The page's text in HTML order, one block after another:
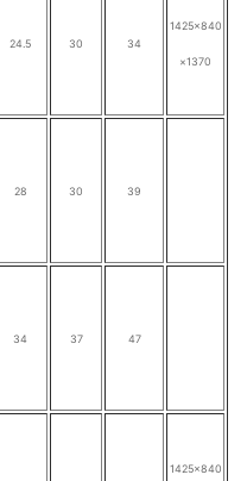
24.5 30 34
1425×840
×1370
28 30 39
34 37 47
1425×840